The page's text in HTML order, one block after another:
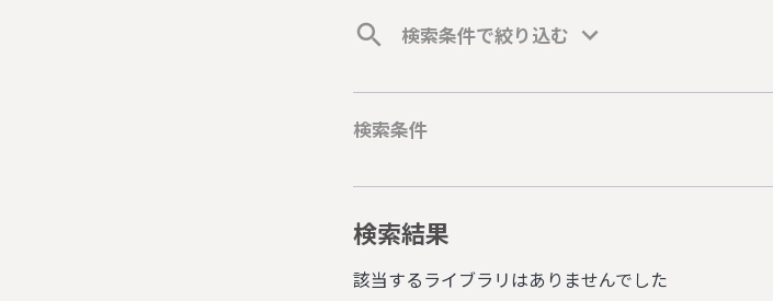
検索条件で絞り込む
検索条件
検索結果
該当するライブラリはありませんでした